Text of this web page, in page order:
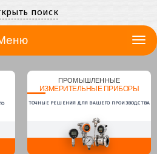
поиск
ПРОМЫШЛЕННЫЕ
ИЗМЕРИТЕЛЬНЫЕ ПРИБОРЫ
ТОЧНЫЕ РЕШЕНИЯ ДЛЯ ВАШЕГО ПРОИЗВОДСТВА